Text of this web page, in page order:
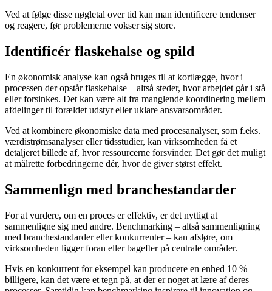
Ved at følge disse nøgletal over tid kan man identificere tendenser
og reagere, før problemerne vokser sig store.
Identificér flaskehalse og spild
En økonomisk analyse kan også bruges til at kortlægge, hvor i
processen der opstår flaskehalse – altså steder, hvor arbejdet går i stå
eller forsinkes. Det kan være alt fra manglende koordinering mellem
afdelinger til forældet udstyr eller uklare ansvarsområder.
Ved at kombinere økonomiske data med procesanalyser, som f.eks.
værdistrømsanalyser eller tidsstudier, kan virksomheden få et
detaljeret billede af, hvor ressourcerne forsvinder. Det gør det muligt
at målrette forbedringerne dér, hvor de giver størst effekt.
Sammenlign med branchestandarder
For at vurdere, om en proces er effektiv, er det nyttigt at
sammenligne sig med andre. Benchmarking – altså sammenligning
med branchestandarder eller konkurrenter – kan afsløre, om
virksomheden ligger foran eller bagefter på centrale områder.
Hvis en konkurrent for eksempel kan producere en enhed 10 %
billigere, kan det være et tegn på, at der er noget at lære af deres